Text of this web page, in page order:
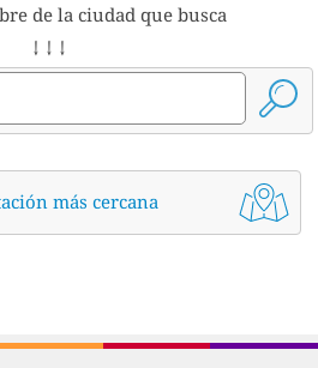
de la ciudad que busca
↓ ↓ ↓
más cercana